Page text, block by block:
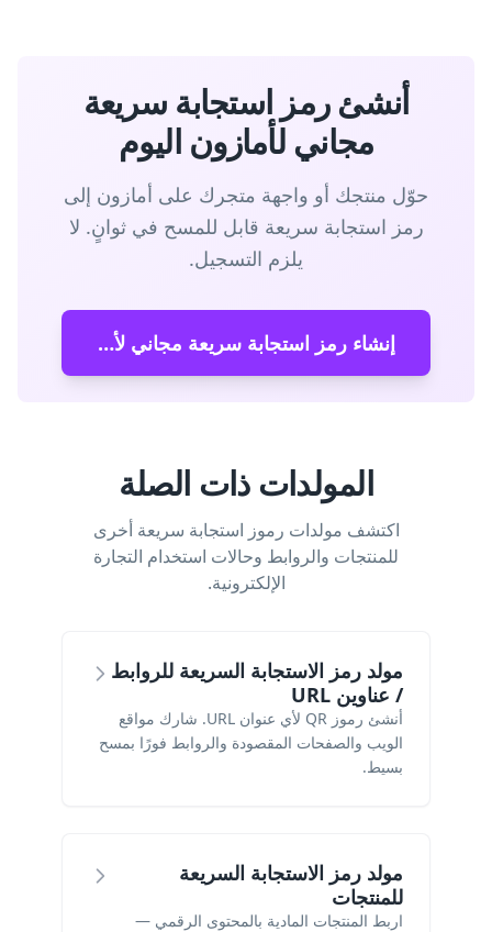
أنشئ رمز استجابة سريعة
مجاني لأمازون اليوم
حوّل منتجك أو واجهة متجرك على أمازون إلى
رمز استجابة سريعة قابل للمسح في ثوانٍ. لا
يلزم التسجيل.
إنشاء رمز استجابة سريعة مجاني لأمازون
المولدات ذات الصلة
اكتشف مولدات رموز استجابة سريعة أخرى
للمنتجات والروابط وحالات استخدام التجارة
الإلكترونية.
مولد رمز الاستجابة السريعة للروابط
/ عناوين URL
أنشئ رموز QR لأي عنوان URL. شارك مواقع
الويب والصفحات المقصودة والروابط فورًا بمسح
بسيط.
مولد رمز الاستجابة السريعة
للمنتجات
اربط المنتجات المادية بالمحتوى الرقمي —